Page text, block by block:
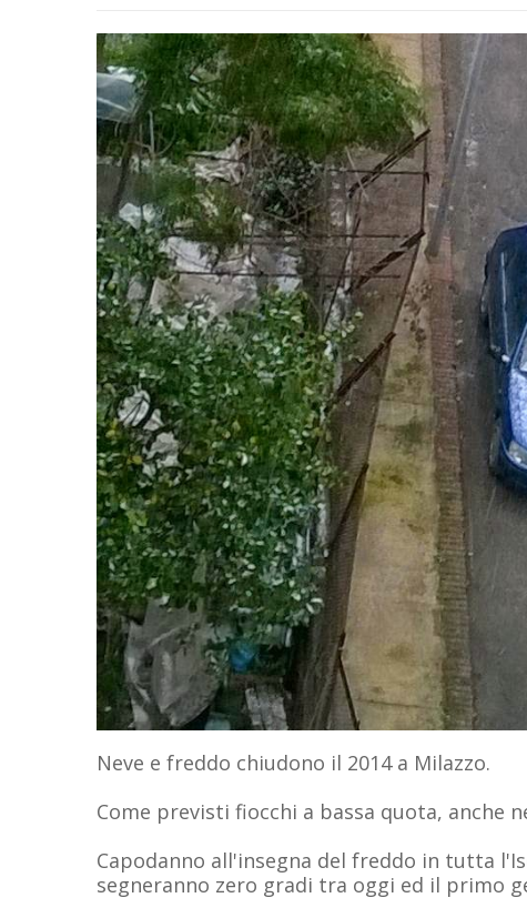
Neve e freddo chiudono il 2014 a Milazzo.
Come previsti fiocchi a bassa quota, anche
Capodanno all'insegna del freddo in tutta
segneranno zero gradi tra oggi ed il primo